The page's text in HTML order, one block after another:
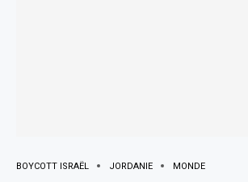
BOYCOTT ISRAËL JORDANIE MONDE